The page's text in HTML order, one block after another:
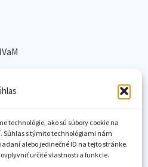
technológie, ako sú súbory cookie na
s týmito technológiami nám
alebo jedinečné ID na tejto stránke.
určité vlastnosti a funkcie.